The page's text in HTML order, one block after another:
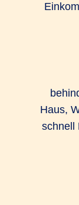
Haus,
schnell